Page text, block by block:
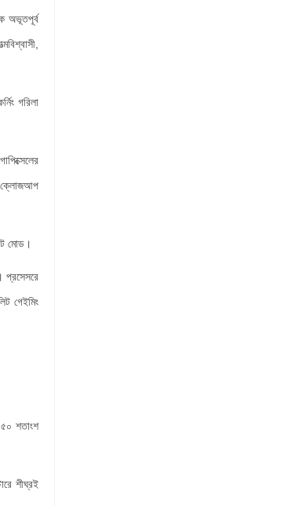
অভূতপূর্ব
গরিলা
ক্লোজআপ
মোড।
প্রসেসরে
গেইমিং
৫০ শতাংশ
শীঘ্রই